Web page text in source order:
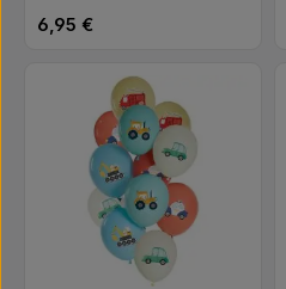
Regulärer Preis:
6,95 €